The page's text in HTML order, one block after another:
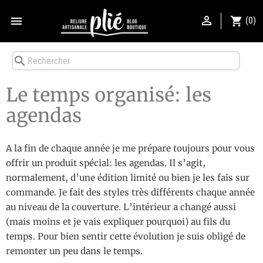
 shopping_cart (0)

search
Le temps organisé: les
agendas
A la fin de chaque année je me prépare toujours pour vous
offrir un produit spécial: les agendas. Il s’agit,
normalement, d’une édition limité ou bien je les fais sur
commande. Je fait des styles très différents chaque année
au niveau de la couverture. L’intérieur a changé aussi
(mais moins et je vais expliquer pourquoi) au fils du
temps. Pour bien sentir cette évolution je suis obligé de
remonter un peu dans le temps.